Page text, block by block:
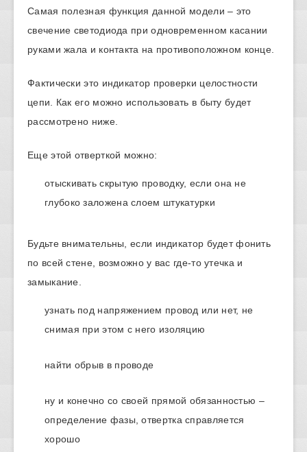
Самая полезная функция данной модели – это
свечение светодиода при одновременном касании
руками жала и контакта на противоположном конце.
Фактически это индикатор проверки целостности
цепи. Как его можно использовать в быту будет
рассмотрено ниже.
Еще этой отверткой можно:
отыскивать скрытую проводку, если она не
глубоко заложена слоем штукатурки
Будьте внимательны, если индикатор будет фонить
по всей стене, возможно у вас где-то утечка и
замыкание.
узнать под напряжением провод или нет, не
снимая при этом с него изоляцию
найти обрыв в проводе
ну и конечно со своей прямой обязанностью –
определение фазы, отвертка справляется
хорошо